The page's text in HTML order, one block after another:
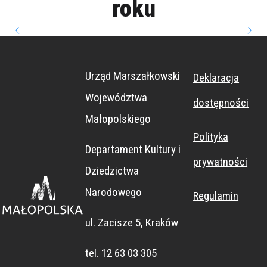
Gminnej
Publicznej
im. Wiktora
Bazielicha w
Starym
Sączu
obserwacyjn
ymi
przyrodnicz
a
BOBROWISK
O"
Szkół
łcących
Mistrzostwa
Sportowego
roku
Dom w
Budynek
usługowy
Pawilon
Czapskiego
Muzeum
Narodowego
w Krakowie
Urząd Marszałkowski
Województwa
Małopolskiego
Departament Kultury i
Dziedzictwa
Narodowego
ul. Zacisze 5, Kraków
tel. 12 63 03 305
Deklaracja
dostępności
Polityka
prywatności
Regulamin